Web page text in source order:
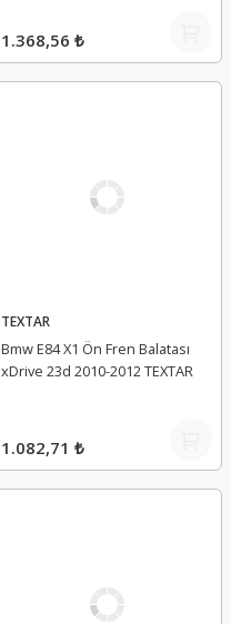
1.368,56 ₺
TEXTAR
Bmw E84 X1 Ön Fren Balatası
xDrive 23d 2010-2012 TEXTAR
1.082,71 ₺